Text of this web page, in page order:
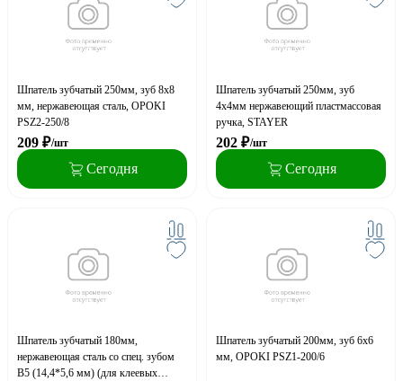
Шпатель зубчатый 250мм, зуб 8х8
мм, нержавеющая сталь, OPOKI
PSZ2-250/8
209 ₽/шт
Сегодня
Шпатель зубчатый 250мм, зуб
4х4мм нержавеющий пластмассовая
ручка, STAYER
202 ₽/шт
Сегодня
Шпатель зубчатый 180мм,
нержавеющая сталь со спец. зубом
В5 (14,4*5,6 мм) (для клеевых
Шпатель зубчатый 200мм, зуб 6х6
мм, OPOKI PSZ1-200/6